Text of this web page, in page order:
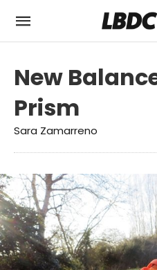
New
Prism
Sara Zamarreno